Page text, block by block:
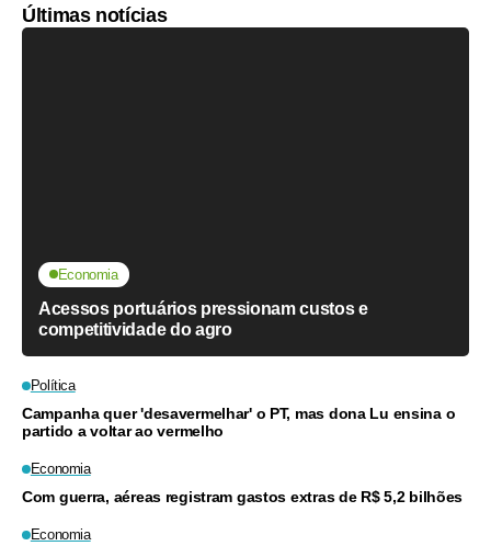
Últimas notícias
Economia
Acessos portuários pressionam custos e
competitividade do agro
Política
Campanha quer 'desavermelhar' o PT, mas dona Lu ensina o
partido a voltar ao vermelho
Economia
Com guerra, aéreas registram gastos extras de R$ 5,2 bilhões
Economia